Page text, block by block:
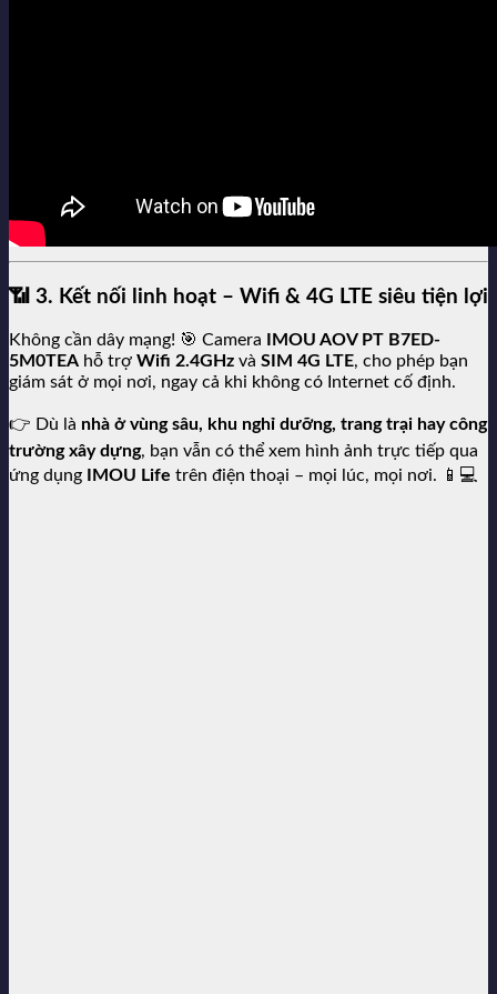
📶 3. Kết nối linh hoạt – Wifi & 4G LTE siêu tiện lợi
Không cần dây mạng! 🎯 Camera
IMOU AOV PT B7ED-
5M0TEA hỗ trợ Wifi 2.4GHz và SIM 4G LTE, cho phép bạn
giám sát ở mọi nơi, ngay cả khi không có Internet cố định.
👉 Dù là nhà ở vùng sâu, khu nghỉ dưỡng, trang trại hay công
trường xây dựng, bạn vẫn có thể xem hình ảnh trực tiếp qua
ứng dụng
IMOU Life trên điện thoại – mọi lúc, mọi nơi. 📱💻